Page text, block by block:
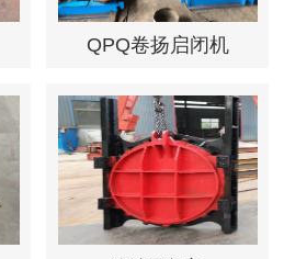
QPQ卷扬启闭机